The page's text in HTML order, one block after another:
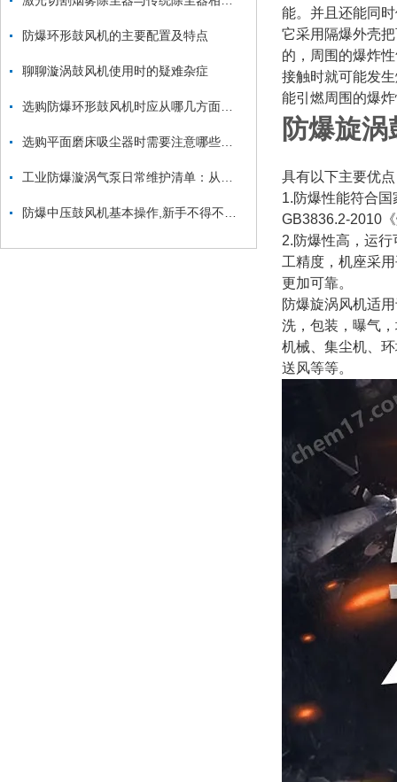
防爆环形鼓风机的主要配置及特点
聊聊漩涡鼓风机使用时的疑难杂症
能。并且还能同
它采用隔爆外壳
的，周围的爆炸
接触时就可能发
能引燃周围的爆
防爆旋涡
具有以下主要优
1.防爆性能符合
GB3836.2-2010
2.防爆性高，运
工精度，机座采
更加可靠。
防爆旋涡风机适
洗，包装，曝气
机械、集尘机、
送风等等。